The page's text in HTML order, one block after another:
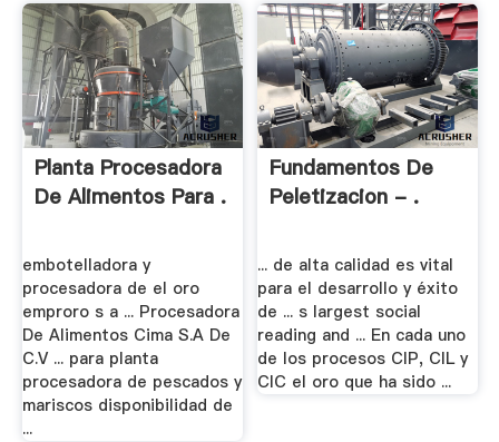
Planta Procesadora
De Alimentos Para .
embotelladora y
procesadora de el oro
emproro s a ... Procesadora
De Alimentos Cima S.A De
C.V ... para planta
procesadora de pescados y
mariscos disponibilidad de
...
Fundamentos De
Peletizacion - .
... de alta calidad es vital
para el desarrollo y éxito
de ... s largest social
reading and ... En cada uno
de los procesos CIP, CIL y
CIC el oro que ha sido ...